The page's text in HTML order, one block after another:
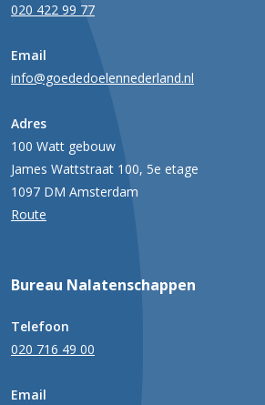
020 422 99 77
Email
info@goededoelennederland.nl
Adres
100 Watt gebouw
James Wattstraat 100, 5e etage
1097 DM Amsterdam
Route
Bureau Nalatenschappen
Telefoon
020 716 49 00
Email